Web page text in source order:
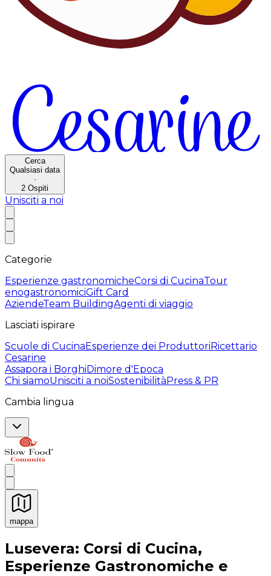
Cerca
Qualsiasi data
·
2 Ospiti
Unisciti a noi
Categorie
Esperienze gastronomicheCorsi di CucinaTour
enogastronomiciGift Card
AziendeTeam BuildingAgenti di viaggio
Lasciati ispirare
Scuole di CucinaEsperienze dei ProduttoriRicettario
Cesarine
Assapora i BorghiDimore d'Epoca
Chi siamoUnisciti a noiSostenibilitàPress & PR
Cambia lingua
mappa
Esperienze culinarie indimenticabili: Esperienze
Lusevera: Corsi di Cucina,
Esperienze Gastronomiche e